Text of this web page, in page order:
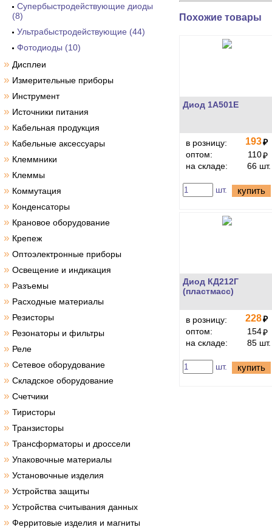
Супербыстродействующие диоды
(8)
Ультрабыстродействующие (44)
Фотодиоды (10)
» Дисплеи
» Измерительные приборы
» Инструмент
» Источники питания
» Кабельная продукция
» Кабельные аксессуары
» Клеммники
» Клеммы
» Коммутация
» Конденсаторы
» Крановое оборудование
» Крепеж
» Оптоэлектронные приборы
» Освещение и индикация
» Разъемы
» Расходные материалы
» Резисторы
» Резонаторы и фильтры
» Реле
» Сетевое оборудование
» Складское оборудование
» Счетчики
» Тиристоры
» Транзисторы
» Трансформаторы и дроссели
» Упаковочные материалы
» Установочные изделия
» Устройства защиты
» Устройства считывания данных
» Ферритовые изделия и магниты
Похожие товары
Диод 1А501Е
в розницу: 193₽
оптом:
110₽
на складе:
66 шт.
шт. купить
Диод КД212Г
(пластмасс)
в розницу: 228₽
оптом:
154₽
на складе:
85 шт.
шт. купить